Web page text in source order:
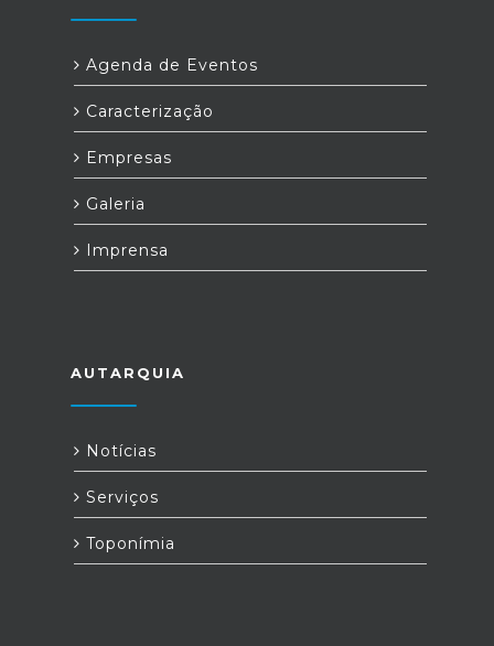
Agenda de Eventos
Caracterização
Empresas
Galeria
Imprensa
AUTARQUIA
Notícias
Serviços
Toponímia